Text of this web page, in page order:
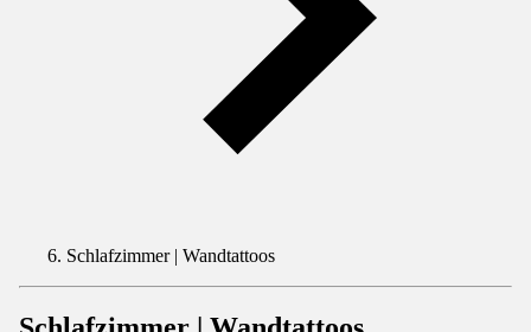
Schlafzimmer | Wandtattoos